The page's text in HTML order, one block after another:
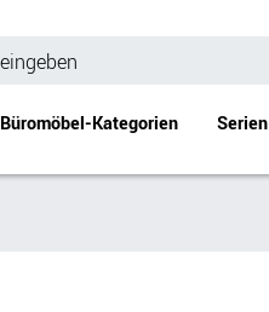
Büromöbel-Kategorien Serien